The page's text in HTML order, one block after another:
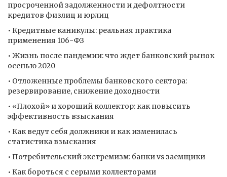
просроченной задолженности и дефолтности
кредитов физлиц и юрлиц
• Кредитные каникулы: реальная практика
применения 106-ФЗ
• Жизнь после пандемии: что ждет банковский рынок
осенью 2020
• Отложенные проблемы банковского сектора:
резервирование, снижение доходности
• «Плохой» и хороший коллектор: как повысить
эффективность взыскания
• Как ведут себя должники и как изменилась
статистика взыскания
• Потребительский экстремизм: банки vs заемщики
• Как бороться с серыми коллекторами